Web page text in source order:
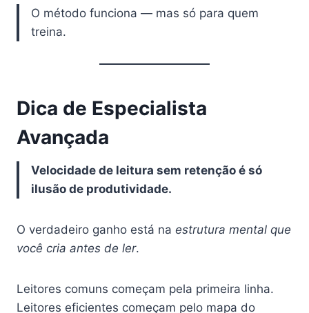
O método funciona — mas só para quem
treina.
Dica de Especialista
Avançada
Velocidade de leitura sem retenção é só
ilusão de produtividade.
O verdadeiro ganho está na estrutura mental que
você cria antes de ler.
Leitores comuns começam pela primeira linha.
Leitores eficientes começam pelo mapa do